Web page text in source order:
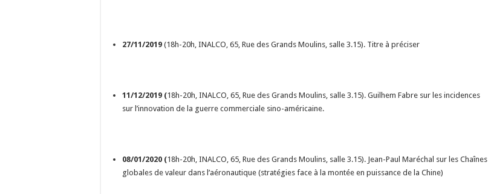
27/11/2019 (18h-20h, INALCO, 65, Rue des Grands Moulins, salle 3.15). Titre à préciser
11/12/2019 (18h-20h, INALCO, 65, Rue des Grands Moulins, salle 3.15). Guilhem Fabre sur les incidences
sur l’innovation de la guerre commerciale sino-américaine.
08/01/2020 (18h-20h, INALCO, 65, Rue des Grands Moulins, salle 3.15). Jean-Paul Maréchal sur les Chaînes
globales de valeur dans l’aéronautique (stratégies face à la montée en puissance de la Chine)